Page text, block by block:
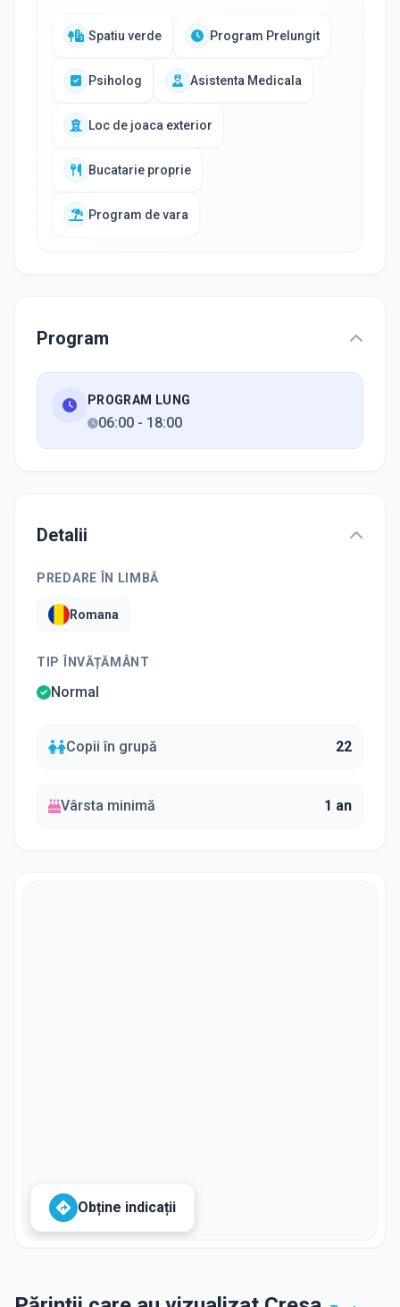
Spatiu verde Program Prelungit
Psiholog Asistenta Medicala
Loc de joaca exterior
Bucatarie proprie
Program de vara
Program
PROGRAM LUNG
06:00 - 18:00
Detalii
PREDARE ÎN LIMBĂ
Romana
TIP ÎNVĂȚĂMÂNT
Normal
Copii în grupă 22
Vârsta minimă 1 an
Obține indicații